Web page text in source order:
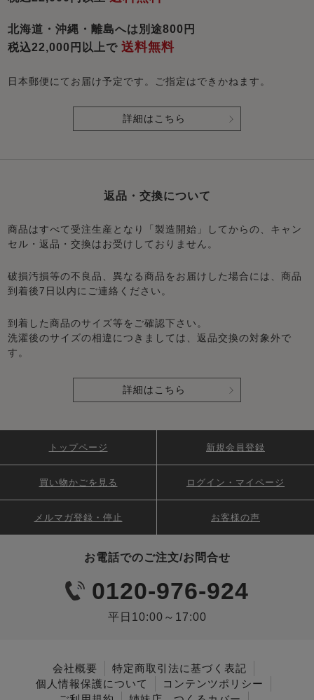
北海道・沖縄・離島へは別途800円
税込22,000円以上で送料無料
日本郵便にてお届け予定です。ご指定はできかねます。
詳細はこちら
返品・交換について
商品はすべて受注生産となり「製造開始」してからの、キャン
セル・返品・交換はお受けしておりません。
破損汚損等の不良品、異なる商品をお届けした場合には、商品
到着後7日以内にご連絡ください。
到着した商品のサイズ等をご確認下さい。
洗濯後のサイズの相違につきましては、返品交換の対象外で
す。
詳細はこちら
お電話でのご注文/お問合せ
0120-976-924
平日10:00～17:00
トップページ 新規会員登録
買い物かごを見る ログイン・マイページ
メルマガ登録・停止 お客様の声
会社概要
特定商取引法に基づく表記
個人情報保護について
コンテンツポリシー